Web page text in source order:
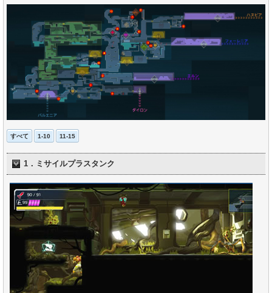
すべて 1-10 11-15
1．ミサイルプラスタンク